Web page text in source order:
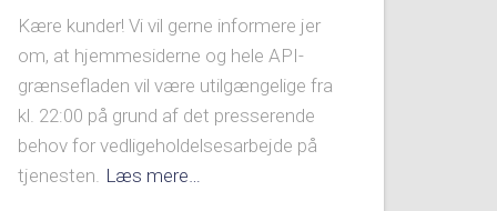
Kære kunder! Vi vil gerne informere jer
om, at hjemmesiderne og hele API-
grænsefladen vil være utilgængelige fra
kl. 22:00 på grund af det presserende
behov for vedligeholdelsesarbejde på
tjenesten. Læs mere…